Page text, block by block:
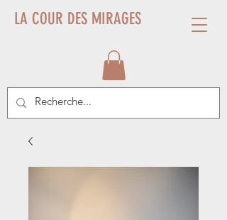
LA COUR DES MIRAGES